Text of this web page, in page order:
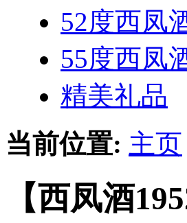
52度西凤
55度西凤
精美礼品
当前位置: 主页
【西凤酒